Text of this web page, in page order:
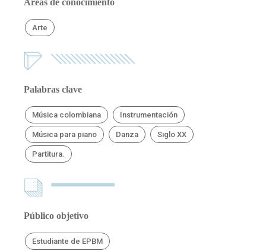
Áreas de conocimiento
Arte
Palabras clave
Música colombiana Instrumentación
Música para piano Danza Siglo XX
Partitura.
Público objetivo
Estudiante de EPBM